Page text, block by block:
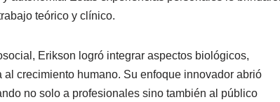
teórico y clínico.
Erikson logró integrar aspectos biológicos,
crecimiento humano. Su enfoque innovador abrió
no solo a profesionales sino también al público